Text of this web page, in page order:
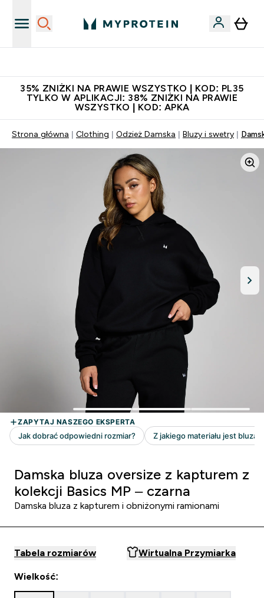
35% ZNIŻKI NA PRAWIE WSZYSTKO | KOD: PL35
TYLKO W APLIKACJI: 38% ZNIŻKI NA PRAWIE
WSZYSTKO | KOD: APKA
Strona główna Clothing Odzież Damska Bluzy i swetry
Damska bluza oversize z kapturem z
kolekcji Basics MP – czarna
Damska bluza z kapturem i obniżonymi ramionami
Tabela rozmiarów Wirtualna Przymiarka
Wielkość: